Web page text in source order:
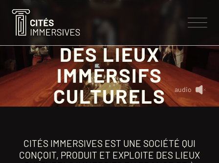
NOS CITÉS
CONCEPT
NOS EXPERTISES
LES SAVOIR-FAIRE
A PROPOS
audio
DES LIEUX
IMMERSIFS
CULTURELS
CITÉS IMMERSIVES EST UNE SOCIÉTÉ QUI
CONÇOIT, PRODUIT ET EXPLOITE DES LIEUX